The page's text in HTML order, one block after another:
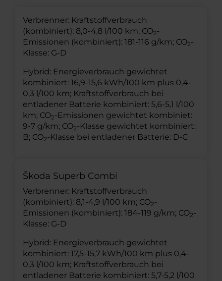
Verbrenner: Kraftstoffverbrauch
(kombiniert): 8,0-4,8 l/100 km; CO2-
Emissionen (kombiniert): 181-116 g/km; CO2-
Klasse: G-D
Hybrid: Energieverbrauch gewichtet
kombiniert: 16,9-15,6 kWh/100 km plus 0,4-
0,3 l/100 km; Kraftstoffverbrauch bei
entladener Batterie kombiniert: 5,6-5,1 l/100
km; CO2-Emissionen gewichtet kombiniet:
9-7 g/km; CO2-Klasse gewichtet kombiniert:
B; CO2-Klasse bei entladener Batterie: D-C
Škoda Superb Combi
Verbrenner: Kraftstoffverbrauch
(kombiniert): 8,1-4,9 l/100 km; CO2-
Emissionen (kombiniert): 184-119 g/km; CO2-
Klasse: G-D
Hybrid: Energieverbrauch gewichtet
kombiniert: 17,5-15,7 kWh/100 km plus 0,4-
0,3 l/100 km; Kraftstoffverbrauch bei
entladener Batterie kombiniert: 5,7-5,2 l/100